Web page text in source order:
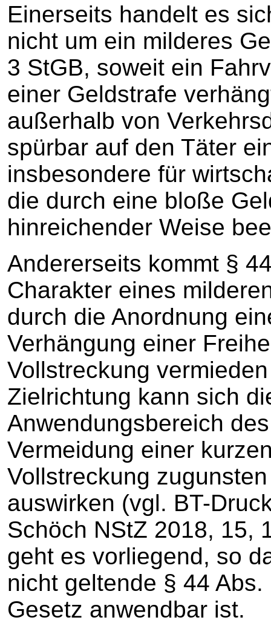
Einerseits handelt es
nicht um ein milderes
3 StGB, soweit ein
einer Geldstrafe
außerhalb von
spürbar auf den Täter
insbesondere für
die durch eine bloße
hinreichender Weise
Andererseits kommt §
Charakter eines
durch die Anordnung
Verhängung einer
Vollstreckung
Zielrichtung kann sich
Anwendungsbereich
Vermeidung einer
Vollstreckung
auswirken (vgl. BT-
Schöch NStZ 2018, 15,
geht es vorliegend, so
nicht geltende § 44
Gesetz anwendbar ist.